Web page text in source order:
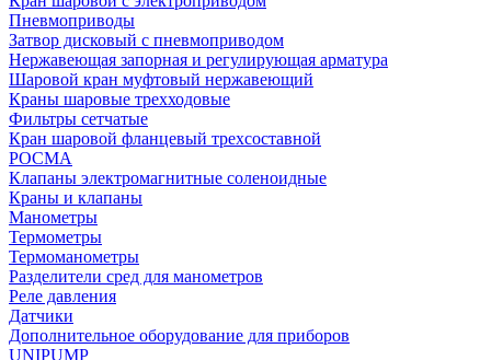
Пневмоприводы
Затвор дисковый с пневмоприводом
Нержавеющая запорная и регулирующая арматура
Шаровой кран муфтовый нержавеющий
Краны шаровые трехходовые
Фильтры сетчатые
Кран шаровой фланцевый трехсоставной
РОСМА
Клапаны электромагнитные соленоидные
Краны и клапаны
Манометры
Термометры
Термоманометры
Разделители сред для манометров
Реле давления
Датчики
Дополнительное оборудование для приборов
UNIPUMP